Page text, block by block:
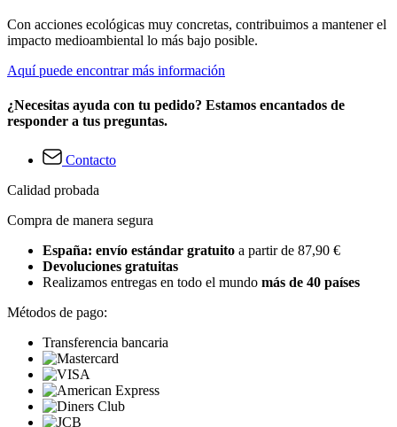
Con acciones ecológicas muy concretas, contribuimos a mantener el
impacto medioambiental lo más bajo posible.
Aquí puede encontrar más información
¿Necesitas ayuda con tu pedido? Estamos encantados de
responder a tus preguntas.
Contacto
Calidad probada
Compra de manera segura
España: envío estándar gratuito a partir de 87,90 €
Devoluciones gratuitas
Realizamos entregas en todo el mundo más de 40 países
Métodos de pago:
Transferencia bancaria